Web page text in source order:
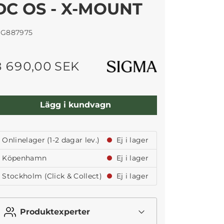
OS - X-MOUNT
690,00 SEK
Lägg i kundvagn
Onlinelager (1-2 dagar lev.)
Ej i lager
Köpenhamn
Ej i lager
Stockholm (Click & Collect)
Ej i lager
Produktexperter